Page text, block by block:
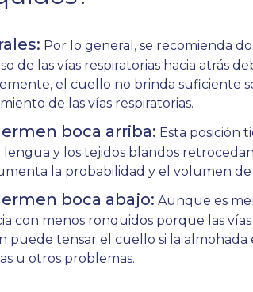
Por lo general, se recomienda
de las vías respiratorias hacia atrás
el cuello no brinda suficiente
de las vías respiratorias.
boca arriba: Esta posición
y los tejidos blandos
la probabilidad y el volumen
boca abajo: Aunque es
con menos ronquidos porque las
puede tensar el cuello si la
u otros problemas.